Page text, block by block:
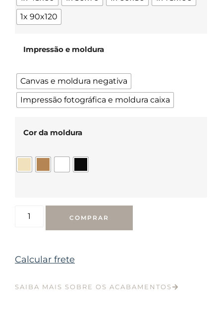
1x 90x120
Impressão e moldura
Canvas e moldura negativa
Impressão fotográfica e moldura caixa
Cor da moldura
COMPRAR
Calcular frete
SAIBA MAIS SOBRE OS ACABAMENTOS